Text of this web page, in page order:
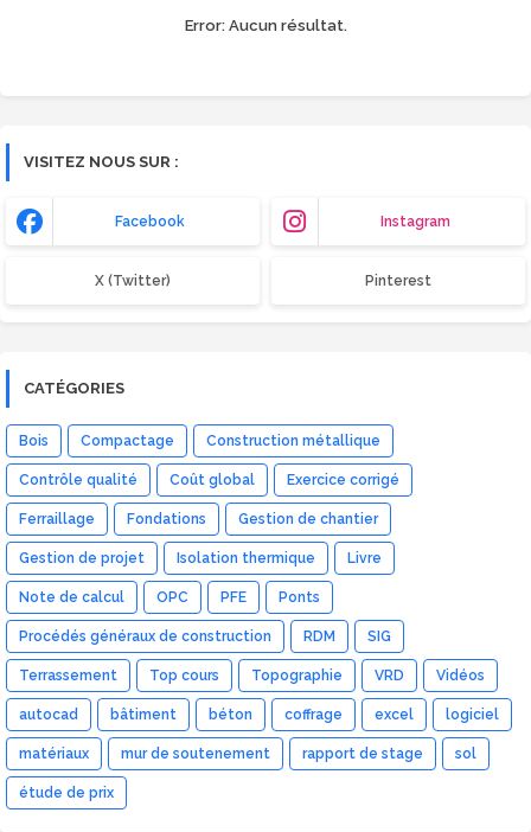
Error:Aucun résultat.
VISITEZ NOUS SUR :
Facebook Instagram
X (Twitter) Pinterest
CATÉGORIES
Bois Compactage Construction métallique
Contrôle qualité Coût global Exercice corrigé
Ferraillage Fondations Gestion de chantier
Gestion de projet Isolation thermique Livre
Note de calcul OPC PFE Ponts
Procédés généraux de construction RDM SIG
Terrassement Top cours Topographie VRD Vidéos
autocad bâtiment béton coffrage excel logiciel
matériaux mur de soutenement rapport de stage sol
étude de prix